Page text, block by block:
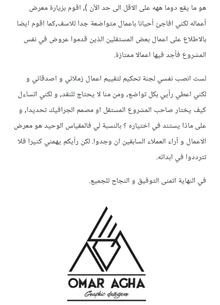
هو ما يقع دوما ههه على الاقل الى حد الآن ), اقوم بزيارة معرض
أعماله لكني افاجئ أحيانا باعمال متواضعة جدا للاسف,كما اقوم ايضا
بالاطلاع على اعمال بعض المستقلين الذين قدموا عروض في نفس
المشروع فأجد فيها اعمالا ممتازة.
لست انصب نفسي لجنة تحكيم لتقييم اعمال زملائي و اصدقائي و
لكني اعطي رأيي بكل تواضع, ومن منا لا يحتاج للنقد, و لكني اتساءل
كيف يختار صاحب المشروع المستقل او مصمم الجرافيك تحديدا, و
على ماذا يستند في اختياره ؟ بالنسبة لي فالمقياس الوحيد هو معرض
الاعمال و آراء العملاء السابقين ان وجدوا. لكن رأيكم يهمني كثيرا فلا
تترددوا في ابدائه.
في النهاية اتمنى التوفيق و النجاح للجميع.